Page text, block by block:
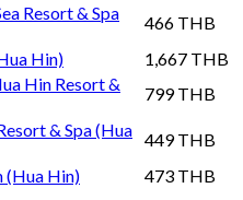
Resort & Spa
466 THB
Hin)
1,667 THB
Hin Resort &
799 THB
& Spa (Hua 449 THB
(Hua Hin)
473 THB